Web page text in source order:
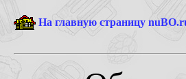
На главную страницу